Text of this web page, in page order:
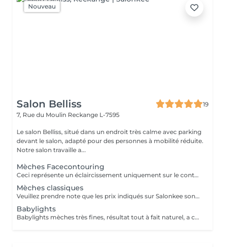
Nouveau
Salon Belliss
19
7, Rue du Moulin Reckange L-7595
Le salon Belliss, situé dans un endroit très calme avec parking
devant le salon, adapté pour des personnes à mobilité réduite.
Notre salon travaille a...
Mèches Facecontouring
Ceci représente un éclaircissement uniquement sur le contour du visage. Si nécessaire, le gloss ou la patine doit être ajouté!
Mèches classiques
Veuillez prendre note que les prix indiqués sur Salonkee sont communiqués à titre informatif et s'entendent de base. Ces derniers sont susceptibles de varier selon le diagnostic réalisé à votre arrivée au salon et l'expertise du professionnel à qui vous confiez votre beauté. Dans tous les cas, un devis précis vous sera proposé et toutes réalisations de prestations seront effectuées avec votre accord. Un grand merci d'avance pour votre compréhension. Au plaisir de vous recevoir très vite.
Babylights
Babylights mèches très fines, résultat tout à fait naturel, a cela faut encore ajouter la patine, le traitement et le brushing.